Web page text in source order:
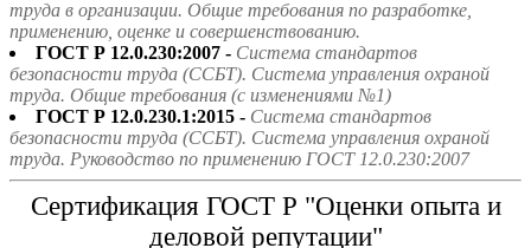
труда в организации. Общие требования по разработке,
применению, оценке и совершенствованию.
ГОСТ Р 12.0.230:2007 - Система стандартов
безопасности труда (ССБТ). Система управления охраной
труда. Общие требования (с изменениями №1)
ГОСТ Р 12.0.230.1:2015 - Система стандартов
безопасности труда (ССБТ). Система управления охраной
труда. Руководство по применению ГОСТ 12.0.230:2007
Сертификация ГОСТ Р "Оценки опыта и
деловой репутации"